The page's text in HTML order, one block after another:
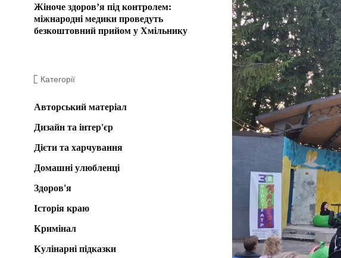
Жіноче здоров’я під контролем:
міжнародні медики проведуть
безкоштовний прийом у Хмільнику
Категорії
Авторський матеріал
Дизайн та інтер'єр
Дієти та харчування
Домашні улюбленці
Здоров'я
Історія краю
Кримінал
Кулінарні підказки